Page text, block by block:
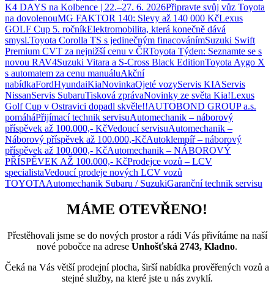
K4 DAYS na Kolbence | 22.–27. 6. 2026Připravte svůj vůz Toyota
na dovolenouMG FAKTOR 140: Slevy až 140 000 KčLexus
GOLF Cup 5. ročníkElektromobilita, která konečně dává
smysl.Toyota Corolla TS s jedinečným finacovánímSuzuki Swift
Premium CVT za nejnižší cenu v ČRToyota Týden: Seznamte se s
novou RAV4Suzuki Vitara a S-Cross Black EditionToyota Aygo X
s automatem za cenu manuáluAkční
nabídkaFordHyundaiKiaNovinkaOjeté vozyServis KIAServis
NissanServis SubaruTisková zprávaNovinky ze světa Kia!Lexus
Golf Cup v Ostravici dopadl skvěle!!AUTOBOND GROUP a.s.
pomáháPřijímací technik servisuAutomechanik – náborový
příspěvek až 100.000,- KčVedoucí servisuAutomechanik –
Náborový příspěvek až 100.000,-KčAutoklempíř – náborový
příspěvek až 100.000,- KčAutomechanik – NÁBOROVÝ
PŘÍSPĚVEK AŽ 100.000,- KčProdejce vozů – LCV
specialistaVedoucí prodeje nových LCV vozů
TOYOTAAutomechanik Subaru / SuzukiGaranční technik servisu
MÁME OTEVŘENO!
Přestěhovali jsme se do nových prostor a rádi Vás přivítáme na naší
nové pobočce na adrese Unhošťská 2743, Kladno.
Čeká na Vás větší prodejní plocha, širší nabídka prověřených vozů a
stejné služby, na které jste u nás zvyklí.